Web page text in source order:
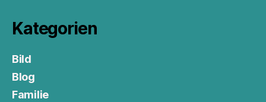
Kategorien
Bild
Blog
Familie